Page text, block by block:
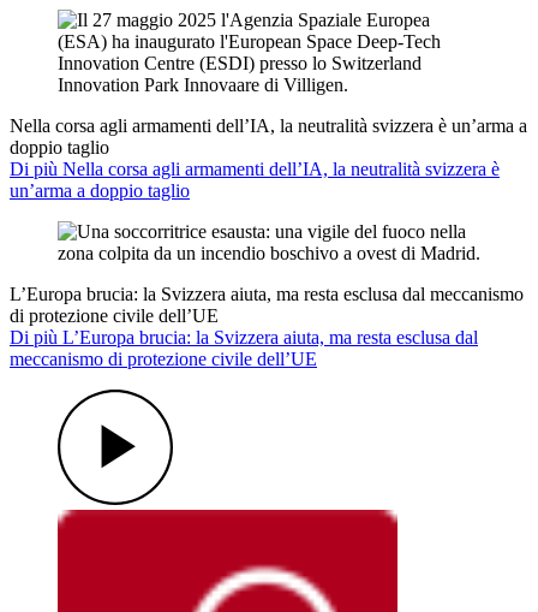
Nella corsa agli armamenti dell’IA, la neutralità svizzera è un’arma a
doppio taglio
Di più Nella corsa agli armamenti dell’IA, la neutralità svizzera è
un’arma a doppio taglio
L’Europa brucia: la Svizzera aiuta, ma resta esclusa dal meccanismo
di protezione civile dell’UE
Di più L’Europa brucia: la Svizzera aiuta, ma resta esclusa dal
meccanismo di protezione civile dell’UE